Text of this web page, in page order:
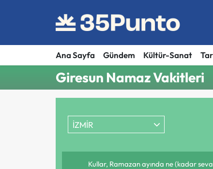
Ana Sayfa Gündem Kültür-Sanat
Giresun Namaz Vakitleri
İZMİR
Kullar, Ramazan ayında ne (kadar